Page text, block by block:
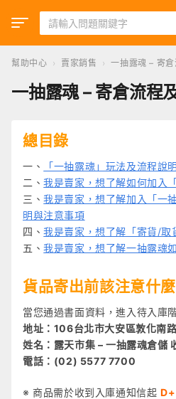
幫助中心 › 賣家銷售 › 一抽露魂 – 寄
一抽露魂 – 寄倉流程
總目錄
一、
「一抽露魂」玩法及流程說明
二、我是賣家，想了解如何加入
三、我是賣家，想了解加入「一
明與注意事項
四、我是賣家，想了解「寄貨/取
五、我是賣家，想了解一抽露魂
貨品寄出前該注意什
當您通過書面資料，進入待入庫
地址：106台北市大安區敦化南
姓名：露天市集 – 一抽露魂倉儲
電話：(02) 5577 7700
※商品需於收到入庫通知信起